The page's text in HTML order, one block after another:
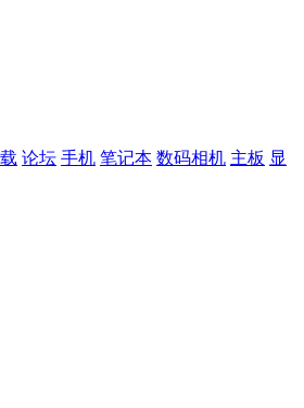
论坛 手机 笔记本 数码相机 主板 显